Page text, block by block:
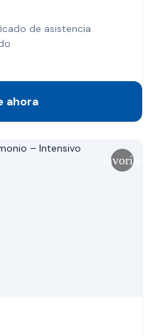
de asistencia
ahora
favorite